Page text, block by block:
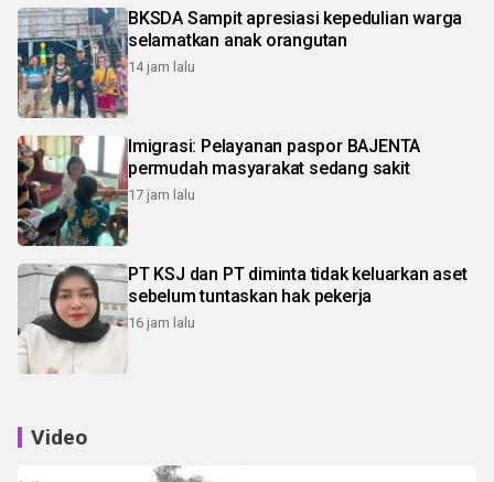
BKSDA Sampit apresiasi kepedulian warga
selamatkan anak orangutan
14 jam lalu
Imigrasi: Pelayanan paspor BAJENTA
permudah masyarakat sedang sakit
17 jam lalu
PT KSJ dan PT diminta tidak keluarkan aset
sebelum tuntaskan hak pekerja
16 jam lalu
Video